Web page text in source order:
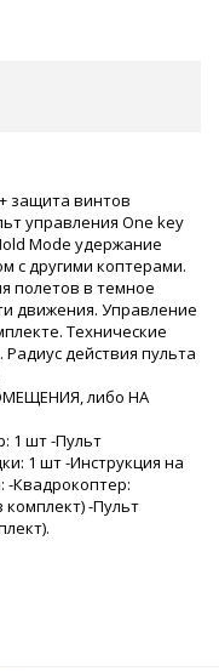
защита винтов
управления One key
Mode удержание
с другими коптерами.
полетов в темное
движения. Управление
Технические
действия пульта
либо НА
1 шт -Пульт
1 шт -Инструкция на
-Квадрокоптер:
комплект) -Пульт